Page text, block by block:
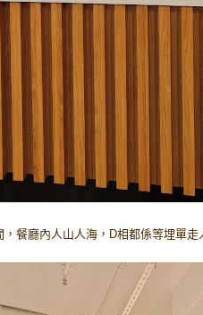
，餐廳內人山人海，D相都係等埋單走